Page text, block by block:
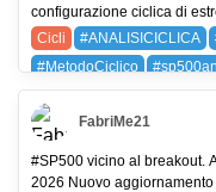
configurazione ciclica di
Cicli
#ANALISICICLICA
#MetodoCiclico
SPX (SP 500)
FabriMe21
#SP500 vicino al breakout. Analisi SP500 – 12 luglio
2026 Nuovo